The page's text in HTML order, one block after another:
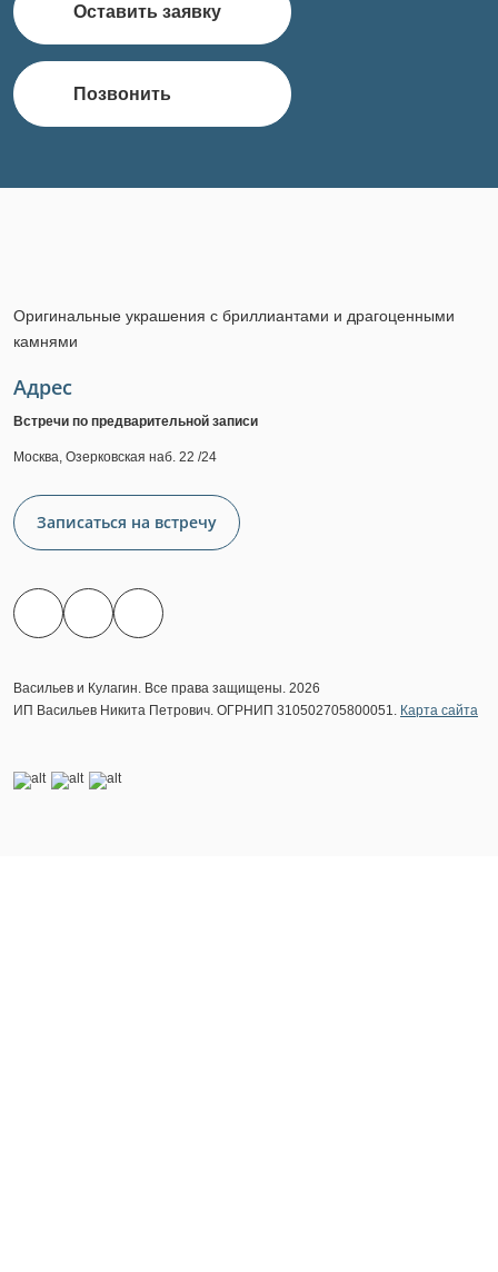
Оставить заявку
Позвонить
Оригинальные украшения с бриллиантами и драгоценными
камнями
Адрес
Встречи по предварительной записи
Москва, Озерковская наб. 22 /24
Записаться на встречу
Васильев и Кулагин. Все права защищены. 2026
ИП Васильев Никита Петрович. ОГРНИП 310502705800051. Карта сайта